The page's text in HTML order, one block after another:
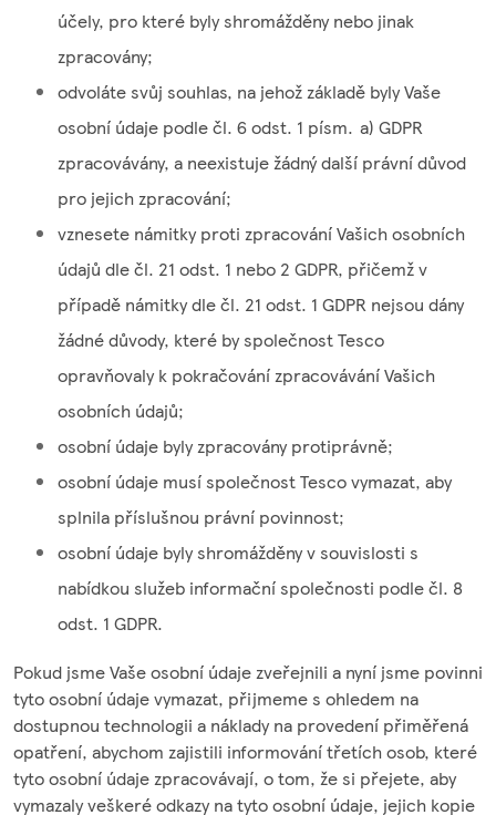
účely, pro které byly shromážděny nebo jinak
zpracovány;
odvoláte svůj souhlas, na jehož základě byly Vaše
osobní údaje podle čl. 6 odst. 1 písm. a) GDPR
zpracovávány, a neexistuje žádný další právní důvod
pro jejich zpracování;
vznesete námitky proti zpracování Vašich osobních
údajů dle čl. 21 odst. 1 nebo 2 GDPR, přičemž v
případě námitky dle čl. 21 odst. 1 GDPR nejsou dány
žádné důvody, které by společnost Tesco
opravňovaly k pokračování zpracovávání Vašich
osobních údajů;
osobní údaje byly zpracovány protiprávně;
osobní údaje musí společnost Tesco vymazat, aby
splnila příslušnou právní povinnost;
osobní údaje byly shromážděny v souvislosti s
nabídkou služeb informační společnosti podle čl. 8
odst. 1 GDPR.
Pokud jsme Vaše osobní údaje zveřejnili a nyní jsme povinni
tyto osobní údaje vymazat, přijmeme s ohledem na
dostupnou technologii a náklady na provedení přiměřená
opatření, abychom zajistili informování třetích osob, které
tyto osobní údaje zpracovávají, o tom, že si přejete, aby
vymazaly veškeré odkazy na tyto osobní údaje, jejich kopie